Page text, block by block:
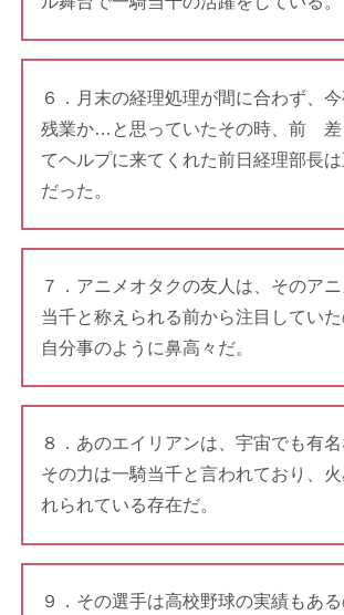
６．月末の経理処理が間に合わず、
残業か…と思っていたその時、前 差
てヘルプに来てくれた前日経理部長
だった。
７．アニメオタクの友人は、そのア
当千と称えられる前から注目してい
自分事のように鼻高々だ。
８．あのエイリアンは、宇宙でも有
その力は一騎当千と言われており、
れられている存在だ。
９．その選手は高校野球の実績もあ